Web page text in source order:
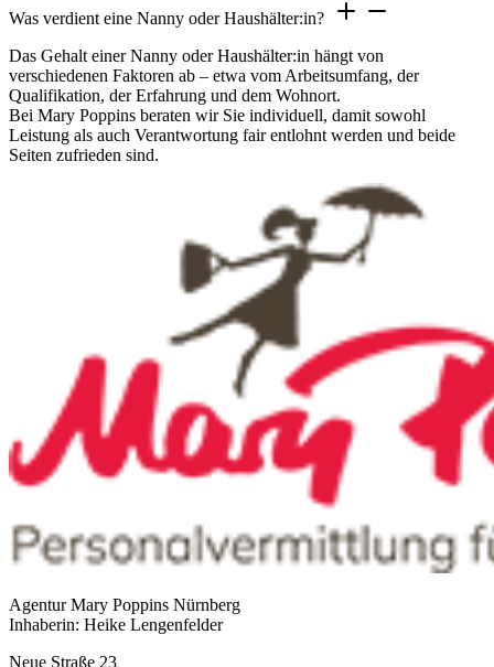
Was verdient eine Nanny oder Haushälter:in?
Das Gehalt einer Nanny oder Haushälter:in hängt von
verschiedenen Faktoren ab – etwa vom Arbeitsumfang, der
Qualifikation, der Erfahrung und dem Wohnort.
Bei Mary Poppins beraten wir Sie individuell, damit sowohl
Leistung als auch Verantwortung fair entlohnt werden und beide
Seiten zufrieden sind.
Agentur Mary Poppins Nürnberg
Inhaberin: Heike Lengenfelder
Neue Straße 23